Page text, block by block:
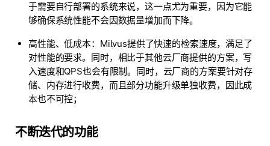
于需要自行部署的系统来说，这一点尤为重要，因为它能
够确保系统性能不会因数据量增加而下降。
高性能、低成本：Milvus提供了快速的检索速度，满足了
对性能的要求。同时，相比于其他云厂商提供的方案，写
入速度和QPS也会有限制。同时，云厂商的方案要针对存
储、内存进行收费，而且部分功能升级单独收费，因此成
本也不可控；
不断迭代的功能